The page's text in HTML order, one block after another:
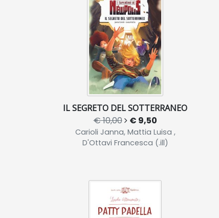
IL SEGRETO DEL SOTTERRANEO
€ 10,00 € 9,50
Carioli Janna, Mattia Luisa ,
D'Ottavi Francesca (.ill)